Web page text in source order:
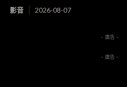
影音 2026-08-07
- 廣告 -
- 廣告 -